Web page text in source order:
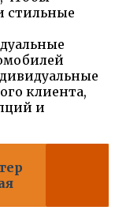
стильные
клиента,
и